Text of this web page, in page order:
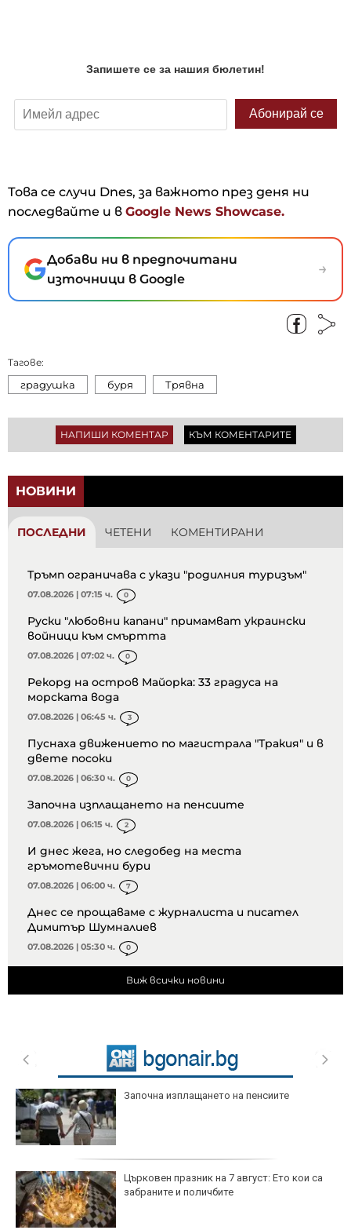
Това се случи Dnes, за важното през деня ни
последвайте и в Google News Showcase.
Добави ни в предпочитани
източници в Google
→
Тагове:
градушка буря Трявна
НАПИШИ КОМЕНТАР КЪМ КОМЕНТАРИТЕ
НОВИНИ
ПОСЛЕДНИ ЧЕТЕНИ КОМЕНТИРАНИ
Тръмп ограничава с укази "родилния туризъм"
07.08.2026 | 07:15 ч. 0
Руски "любовни капани" примамват украински
войници към смъртта
07.08.2026 | 07:02 ч. 0
Рекорд на остров Майорка: 33 градуса на
морската вода
07.08.2026 | 06:45 ч. 3
Пуснаха движението по магистрала "Тракия" и в
двете посоки
07.08.2026 | 06:30 ч. 0
Започна изплащането на пенсиите
07.08.2026 | 06:15 ч. 2
И днес жега, но следобед на места
гръмотевични бури
07.08.2026 | 06:00 ч. 7
Днес се прощаваме с журналиста и писател
Димитър Шумналиев
07.08.2026 | 05:30 ч. 0
Виж всички новини
Започна изплащането на пенсиите
Църковен празник на 7 август: Ето кои са
забраните и поличбите